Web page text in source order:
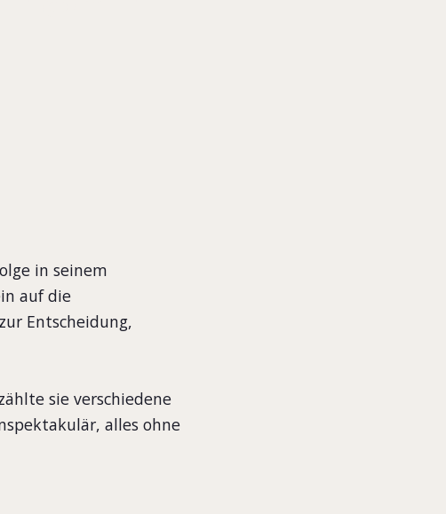
in seinem
auf die
Entscheidung,
sie verschiedene
alles ohne